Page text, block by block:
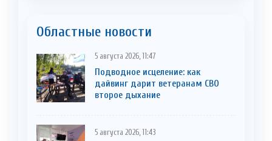
Областные новости
5 августа 2026, 11:47
Подводное исцеление: как
дайвинг дарит ветеранам СВО
второе дыхание
5 августа 2026, 11:43